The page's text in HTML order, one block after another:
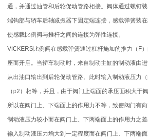
通，并通过油管和后轮促动管路相接。阀体通过螺钉
端钩部与轿车后轴减振器下固定端连接，感载弹簧装
使感载比例阀与推杆之间的连接为弹性连接。
VICKERS比例阀在感载弹簧通过杠杆施加的推力（F
座而开启。当轿车制动时，来自制动主缸的制动液由
从出油口输出到后轮促动管路。此时输入制动液压力
（p2）相等，并且，由于阀门上端面的承压面积大于
所以在阀门上、下端面上的作用力不等，致使阀门有
制动液压力较小而在阀门上、下两端面上的作用力之
输入制动液压力增大到一定程度而在阀门上、下两端